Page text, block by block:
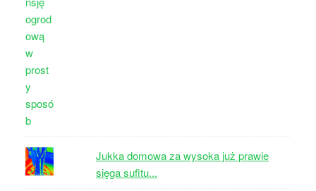
Jukka domowa za wysoka już prawie
sięga sufitu...